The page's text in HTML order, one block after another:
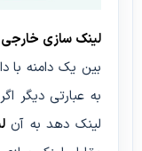
لینک سازی خارجی
بین یک دامنه با
به عبارتی
لینک دهد به آن